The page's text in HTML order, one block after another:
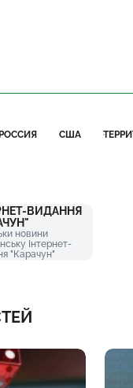
США
ВИДАННЯ
новини
Інтернет-
"Карачун"